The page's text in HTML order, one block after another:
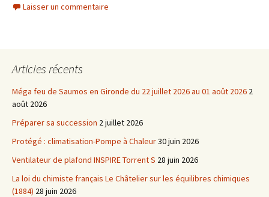
Laisser un commentaire
Articles récents
Méga feu de Saumos en Gironde du 22 juillet 2026 au 01 août 2026 2
août 2026
Préparer sa succession 2 juillet 2026
Protégé : climatisation-Pompe à Chaleur30 juin 2026
Ventilateur de plafond INSPIRE Torrent S 28 juin 2026
La loi du chimiste français Le Châtelier sur les équilibres chimiques
(1884) 28 juin 2026